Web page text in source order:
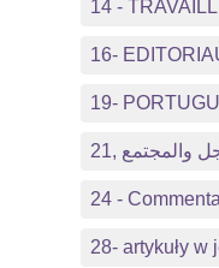
14 -
16-
19-
والمجتمع
24 -
28- artykuły